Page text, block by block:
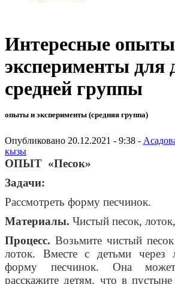
Интересные
эксперименты для
средней группы
опыты и эксперименты (средняя группа)
Опубликовано 20.12.2021 - 9:38 -
кызы
ОПЫТ «Песок»
Задачи:
Рассмотреть форму песчинок.
Материалы. Чистый песок,
Процесс. Возьмите чистый
лоток. Вместе с детьми через
форму песчинок. Она
расскажите детям, что в